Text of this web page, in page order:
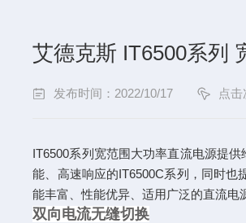
艾德克斯 IT6500系列
发布时间：2022/10/17 点
IT6500系列宽范围大功率直流电源提
能、高速响应的IT6500C系列，同时
能丰富、性能优异、适用广泛的直流电
双向电流无缝切换